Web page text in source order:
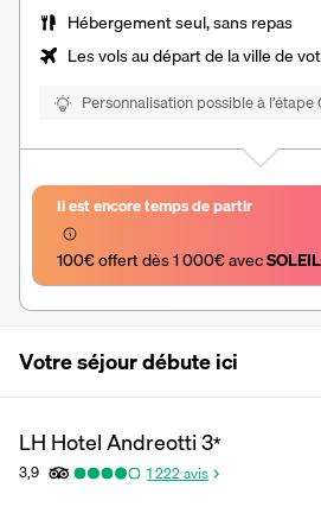
Hébergement seul, sans repas
Les vols au départ de la ville de
Personnalisation possible à l’étape
Il est encore temps de partir
100€ offert dès 1 000€ avec
Votre séjour débute ici
LH Hotel Andreotti3*
3,9 1 222avis